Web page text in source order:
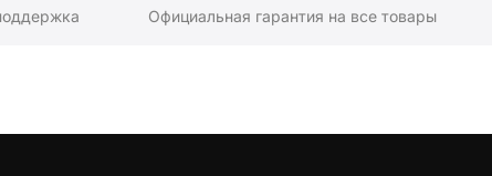
Официальная гарантия на все товары